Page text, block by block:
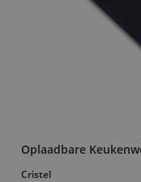
Oplaadbare
Cristel